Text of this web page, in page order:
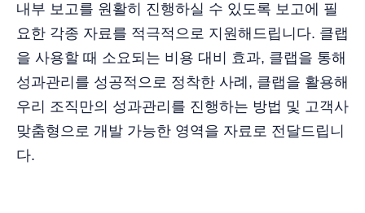
내부 보고를 원활히 진행하실 수 있도록 보고에 필
요한 각종 자료를 적극적으로 지원해드립니다. 클랩
을 사용할 때 소요되는 비용 대비 효과, 클랩을 통해
성과관리를 성공적으로 정착한 사례, 클랩을 활용해
우리 조직만의 성과관리를 진행하는 방법 및 고객사
맞춤형으로 개발 가능한 영역을 자료로 전달드립니
다.